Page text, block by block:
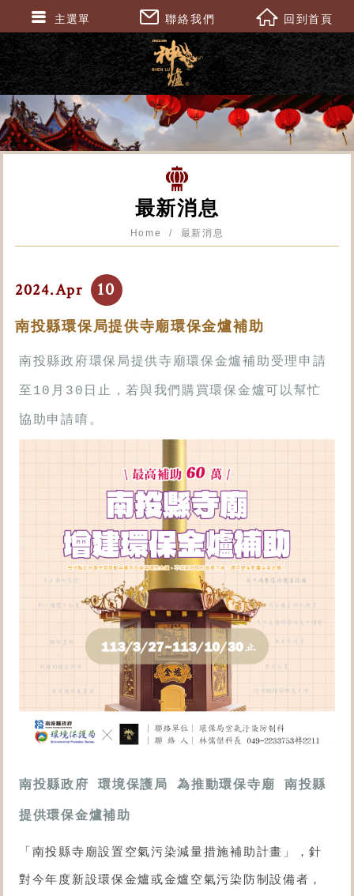
最新消息
Home 最新消息
2024.Apr 10
南投縣環保局提供寺廟環保金爐補助
南投縣政府環保局提供寺廟環保金爐補助受理申請
至10月30日止，若與我們購買環保金爐可以幫忙
協助申請唷。
南投縣政府 環境保護局 為推動環保寺廟 南投縣
提供環保金爐補助
「南投縣寺廟設置空氣污染減量措施補助計畫」，針
對今年度新設環保金爐或金爐空氣污染防制設備者，
主選單 聯絡我們 回到首頁